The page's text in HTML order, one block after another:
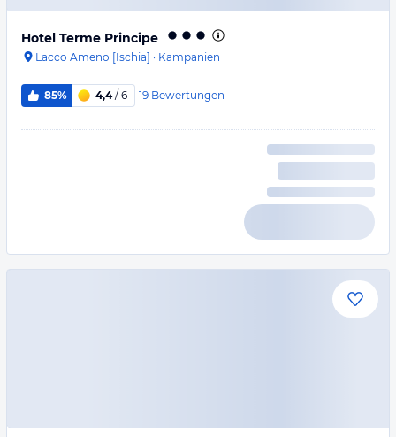
Hotel Terme Principe
Lacco Ameno [Ischia] · Kampanien
85% 4,4/ 6 19 Bewertungen